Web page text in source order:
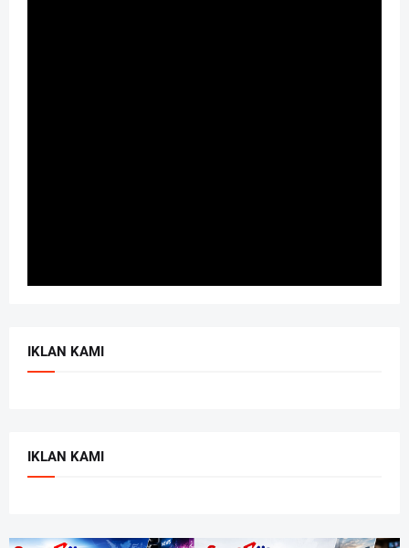
IKLAN KAMI
IKLAN KAMI